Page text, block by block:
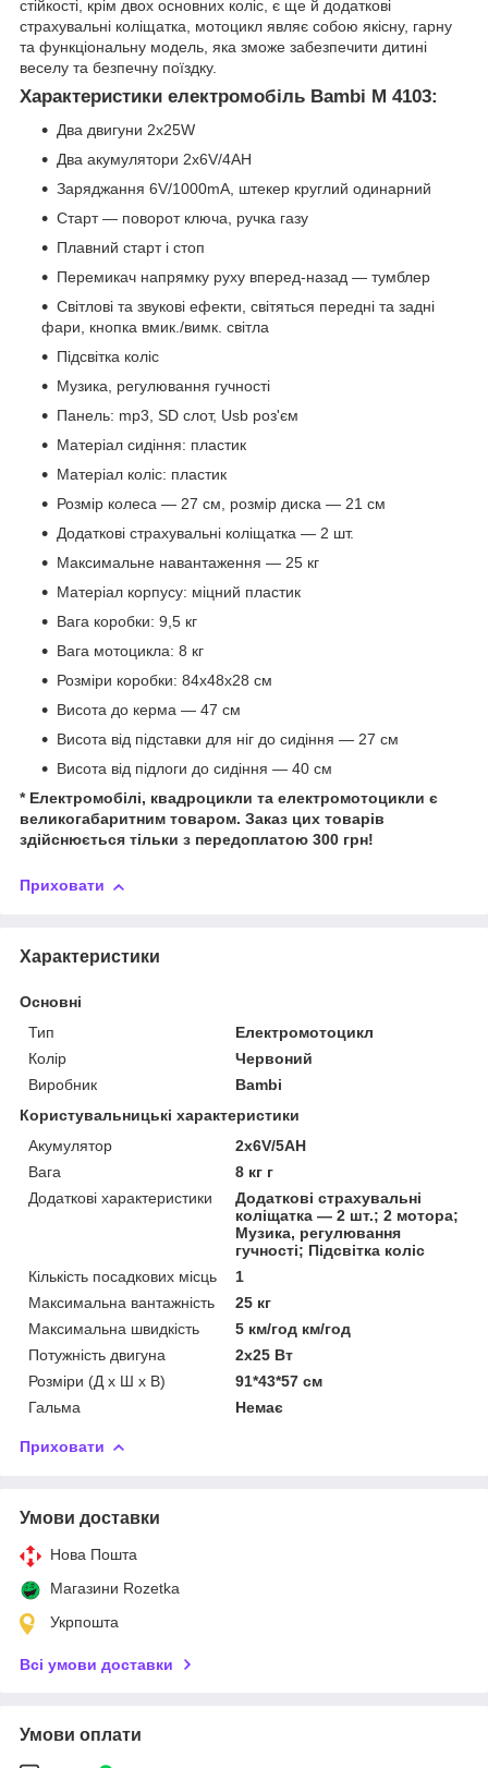
стійкості, крім двох основних коліс, є ще й додаткові
страхувальні коліщатка, мотоцикл являє собою якісну, гарну
та функціональну модель, яка зможе забезпечити дитині
веселу та безпечну поїздку.
Характеристики електромобіль Bambi M 4103:
Два двигуни 2х25W
Два акумулятори 2х6V/4AH
Заряджання 6V/1000mA, штекер круглий одинарний
Старт — поворот ключа, ручка газу
Плавний старт і стоп
Перемикач напрямку руху вперед-назад — тумблер
Світлові та звукові ефекти, світяться передні та задні
фари, кнопка вмик./вимк. світла
Підсвітка коліс
Музика, регулювання гучності
Панель: mp3, SD слот, Usb роз'єм
Матеріал сидіння: пластик
Матеріал коліс: пластик
Розмір колеса — 27 см, розмір диска — 21 см
Додаткові страхувальні коліщатка — 2 шт.
Максимальне навантаження — 25 кг
Матеріал корпусу: міцний пластик
Вага коробки: 9,5 кг
Вага мотоцикла: 8 кг
Розміри коробки: 84х48х28 см
Висота до керма — 47 см
Висота від підставки для ніг до сидіння — 27 см
Висота від підлоги до сидіння — 40 см
* Електромобілі, квадроцикли та електромотоцикли є
великогабаритним товаром. Заказ цих товарів
здійснюється тільки з передоплатою 300 грн!
Приховати
Характеристики
Основні
Тип
Електромотоцикл
Колір
Червоний
Виробник
Bambi
Користувальницькі характеристики
Акумулятор
2х6V/5AH
Вага
8 кг г
Додаткові характеристики
Додаткові страхувальні
коліщатка — 2 шт.; 2 мотора;
Музика, регулювання
гучності; Підсвітка коліс
Кількість посадкових місць
1
Максимальна вантажність
25 кг
Максимальна швидкість
5 км/год км/год
Потужність двигуна
2х25 Вт
Розміри (Д x Ш x В)
91*43*57 см
Гальма
Немає
Приховати
Умови доставки
Нова Пошта
Магазини Rozetka
Укрпошта
Всі умови доставки
Умови оплати